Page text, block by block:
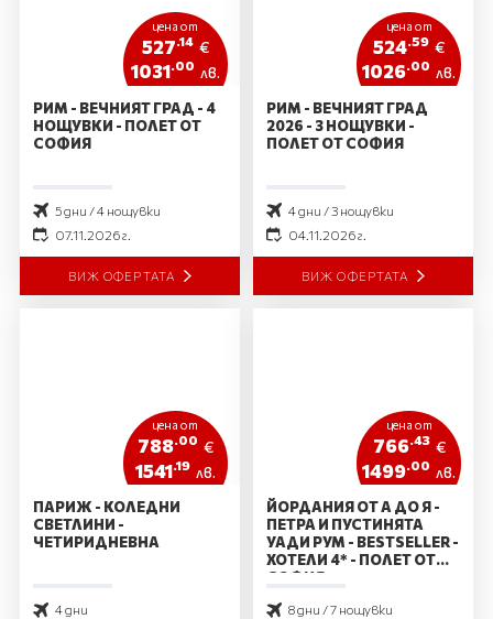
цена от
527.14 €
1031.00 лв.
РИМ - ВЕЧНИЯТ ГРАД - 4
НОЩУВКИ - ПОЛЕТ ОТ
СОФИЯ
5 дни / 4 нощувки
07.11.2026 г.
ВИЖ ОФЕРТАТА
цена от
524.59 €
1026.00 лв.
РИМ - ВЕЧНИЯТ ГРАД
2026 - 3 НОЩУВКИ -
ПОЛЕТ ОТ СОФИЯ
4 дни / 3 нощувки
04.11.2026 г.
ВИЖ ОФЕРТАТА
цена от
788.00 €
1541.19 лв.
ПАРИЖ - КОЛЕДНИ
СВЕТЛИНИ -
ЧЕТИРИДНЕВНА
4 дни
цена от
766.43 €
1499.00 лв.
ЙОРДАНИЯ ОТ А ДО Я -
ПЕТРА И ПУСТИНЯТА
УАДИ РУМ - BESTSELLER -
ХОТЕЛИ 4* - ПОЛЕТ ОТ
СОФИЯ
8 дни / 7 нощувки